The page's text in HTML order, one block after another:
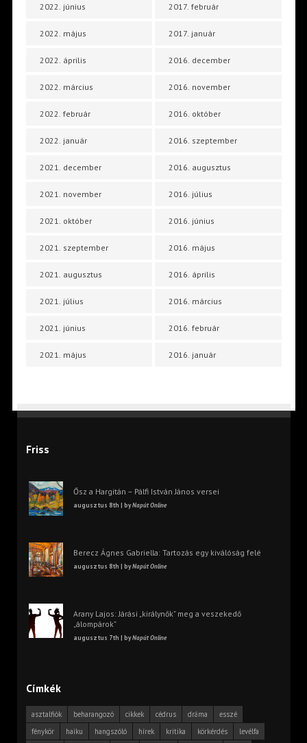
2022. június
2022. május
2022. április
2022. március
2022. február
2022. január
2021. december
2021. november
2021. október
2021. szeptember
2021. augusztus
2021. július
2021. június
2021. május
2017. február
2017. január
2016. december
2016. november
2016. október
2016. szeptember
2016. augusztus
2016. július
2016. június
2016. május
2016. április
2016. március
2016. február
2016. január
Friss
Ősz a Hargitán – Pálfi István János versei
augusztus 8th | byNapút Online
Berecz Ágnes Gabriella: Tartozás egy kiválóság felé
augusztus 8th | byNapút Online
Arany Lajos: Járási „királynők” meg a veszekedő
„álompárok”
augusztus 7th | byNapút Online
Címkék
asztalfiók beharangozó cikkek cédrus dráma
esszé
fénykör
haiku hangszóló hírek kritika körkérdés
levélfa